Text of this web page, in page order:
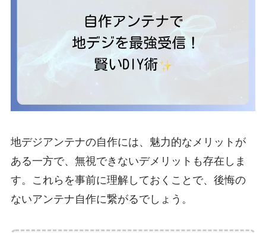
地デジアンテナの自作には、魅力的なメリットが
ある一方で、無視できないデメリットも存在しま
す。これらを事前に理解しておくことで、後悔の
ないアンテナ自作に繋がるでしょう。